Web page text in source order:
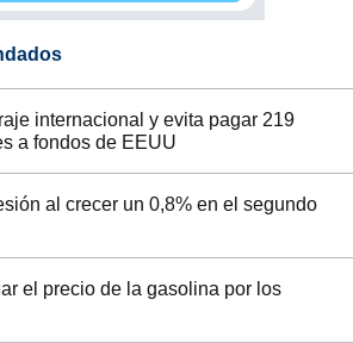
internacional y evita pagar 219
a fondos de EEUU
al crecer un 0,8% en el segundo
el precio de la gasolina por los